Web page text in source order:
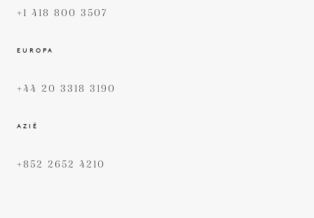
+1 418 800 3507
EUROPA
+44 20 3318 3190
AZIË
+852 2652 4210